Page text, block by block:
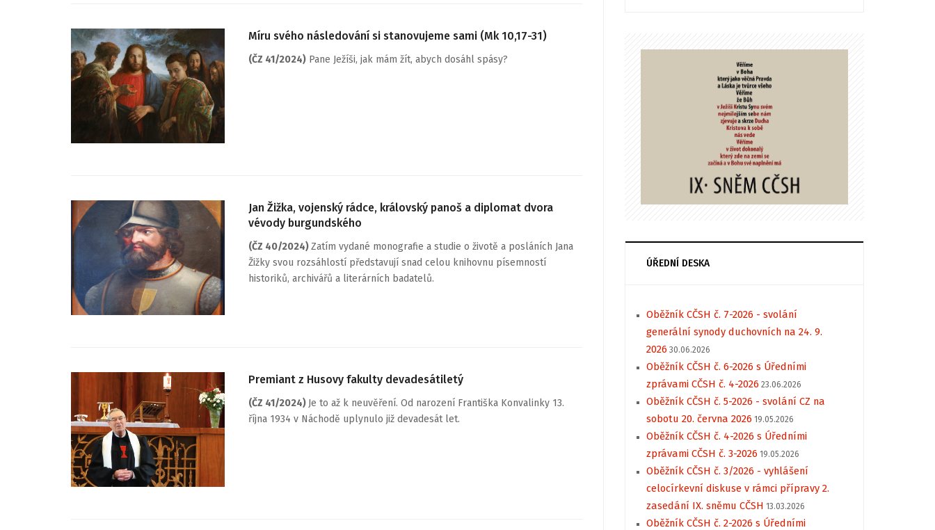
Míru svého následování si stanovujeme sami (Mk 10,17-31)
(ČZ 41/2024) Pane Ježíši, jak mám žít, abych dosáhl spásy?
Jan Žižka, vojenský rádce, královský panoš a diplomat dvora
vévody burgundského
(ČZ 40/2024)Zatím vydané monografie a studie o životě a posláních Jana
Žižky svou rozsáhlostí představují snad celou knihovnu písemností
historiků, archivářů a literárních badatelů.
Premiant z Husovy fakulty devadesátiletý
(ČZ 41/2024) Je to až k neuvěření. Od narození Františka Konvalinky 13.
října 1934 v Náchodě uplynulo již devadesát let.
ÚŘEDNÍ DESKA
Oběžník CČSH č. 7-2026 - svolání
generální synody duchovních na 24. 9.
2026 30.06.2026
Oběžník CČSH č. 6-2026 s Úředními
zprávami CČSH č. 4-2026 23.06.2026
Oběžník CČSH č. 5-2026 - svolání CZ na
sobotu 20. června 2026 19.05.2026
Oběžník CČSH č. 4-2026 s Úředními
zprávami CČSH č. 3-2026 19.05.2026
Oběžník CČSH č. 3/2026 - vyhlášení
celocírkevní diskuse v rámci přípravy 2.
zasedání IX. sněmu CČSH 13.03.2026
Oběžník CČSH č. 2-2026 s Úředními